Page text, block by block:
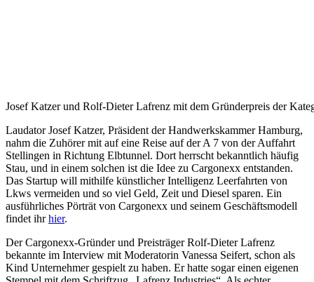
Josef Katzer und Rolf-Dieter Lafrenz mit dem Gründerpreis der
Laudator Josef Katzer, Präsident der Handwerkskammer Hamburg,
nahm die Zuhörer mit auf eine Reise auf der A 7 von der Auffahrt
Stellingen in Richtung Elbtunnel. Dort herrscht bekanntlich häufig
Stau, und in einem solchen ist die Idee zu Cargonexx entstanden.
Das Startup will mithilfe künstlicher Intelligenz Leerfahrten von
Lkws vermeiden und so viel Geld, Zeit und Diesel sparen. Ein
ausführliches Pörträt von Cargonexx und seinem Geschäftsmodell
findet ihrhier.
Der Cargonexx-Gründer und Preisträger Rolf-Dieter Lafrenz
bekannte im Interview mit Moderatorin Vanessa Seifert, schon als
Kind Unternehmer gespielt zu haben. Er hatte sogar einen eigenen